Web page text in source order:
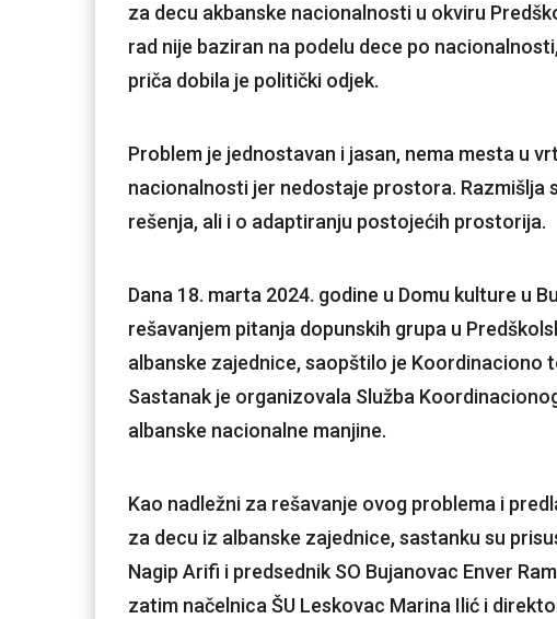
za decu akbanske nacionalnosti u okviru
rad nije baziran na podelu dece po
priča dobila je politički odjek.
Problem je jednostavan i jasan, nema mesta u
nacionalnosti jer nedostaje prostora.
rešenja, ali i o adaptiranju postojećih prostorija.
Dana 18. marta 2024. godine u Domu kulture u
rešavanjem pitanja dopunskih grupa u
albanske zajednice, saopštilo je Koordinaciono
Sastanak je organizovala Služba
albanske nacionalne manjine.
Kao nadležni za rešavanje ovog problema i
za decu iz albanske zajednice, sastanku su
Nagip Arifi i predsednik SO Bujanovac Enver
zatim načelnica ŠU Leskovac Marina Ilić i